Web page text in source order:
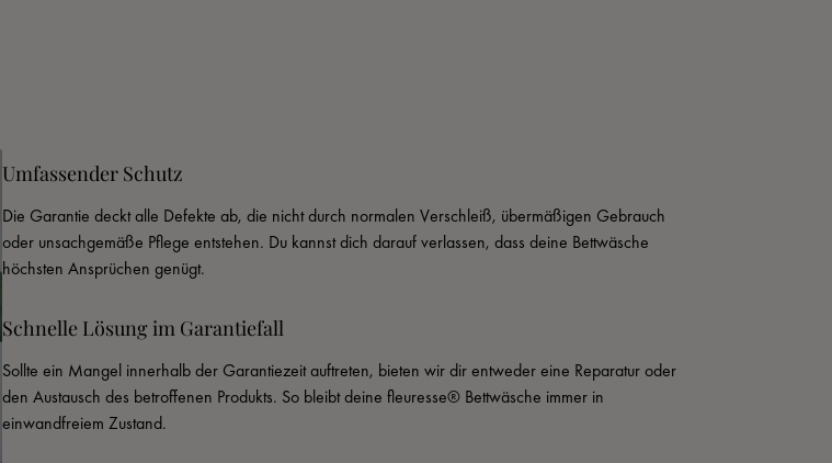
Umfassender Schutz
Die Garantie deckt alle Defekte ab, die nicht durch normalen Verschleiß, übermäßigen Gebrauch
oder unsachgemäße Pflege entstehen. Du kannst dich darauf verlassen, dass deine Bettwäsche
höchsten Ansprüchen genügt.
Schnelle Lösung im Garantiefall
Sollte ein Mangel innerhalb der Garantiezeit auftreten, bieten wir dir entweder eine Reparatur oder
den Austausch des betroffenen Produkts. So bleibt deine fleuresse® Bettwäsche immer in
einwandfreiem Zustand.